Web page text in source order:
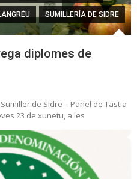
SUMILLERÍA DE SIDRE
diplomes de
de Sidre – Panel de Tastia
23 de xunetu, a les